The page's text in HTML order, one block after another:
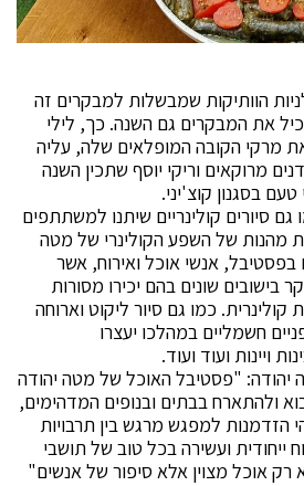
הוותיקות שמבשלות למבקרים זה
את המבקרים גם השנה. כך, לילי
מרקי הקובה המופלאים שלה, עליה
מרוקאים וריקי יוסף שתכין השנה
בסגנון קוצ'יני.
סיורים קולינריים שיתנו למשתתפים
מהנות של השפע הקולינרי של מטה
בפסטיבל, אנשי אוכל ואירוח, אשר
בישובים שונים בהם יכירו מסורות
כמו גם סיור ליקוט וארוחה
חשמליים במהלכו יעצרו
ויינות ועוד ועוד.
יהודה: "פסטיבל האוכל של מטה יהודה
ולהתארח בבתים ובנופים המדהימים,
הזדמנות למפגש מרגש בין תרבויות
ייחודית ועשירה בכל טוב של תושבי
אוכל מצוין אלא סיפור של אנשים"